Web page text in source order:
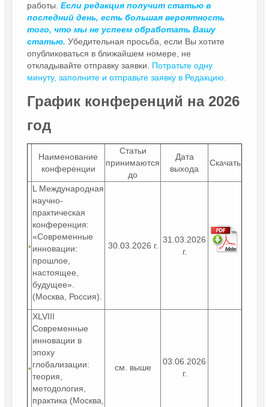
работы. Если редакция получит статью в
последний день, есть большая вероятность
того, что мы не успеем обработать Вашу
статью. Убедительная просьба, если Вы хотите
опубликоваться в ближайшем номере, не
откладывайте отправку заявки. Потратьте одну
минуту, заполните и отправьте заявку в Редакцию.
График конференций на 2026
год
Наименование
конференции
Статьи
принимаются
до
Дата
выхода
Скачать
L Международная
научно-
практическая
конференция:
«Современные
инновации:
прошлое,
настоящее,
будущее».
(Москва, Россия).
30.03.2026 г.
31.03.2026
г.
XLVIII
Современные
инновации в
эпоху
глобализации:
теория,
методология,
практика (Москва,
см. выше
03.06.2026
г.